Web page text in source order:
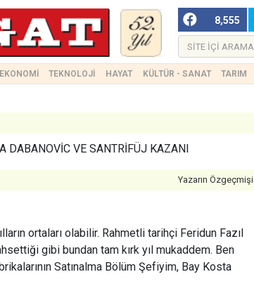
8,555
EKONOMİ TEKNOLOJİ HAYAT KÜLTÜR - SANAT TARIM
DABANOVİC VE SANTRİFÜJ KAZANI
Yazarın Özgeçmişi
ortaları olabilir. Rahmetli tarihçi Feridun Fazıl
gibi bundan tam kırk yıl mukaddem. Ben
Satınalma Bölüm Şefiyim, Bay Kosta